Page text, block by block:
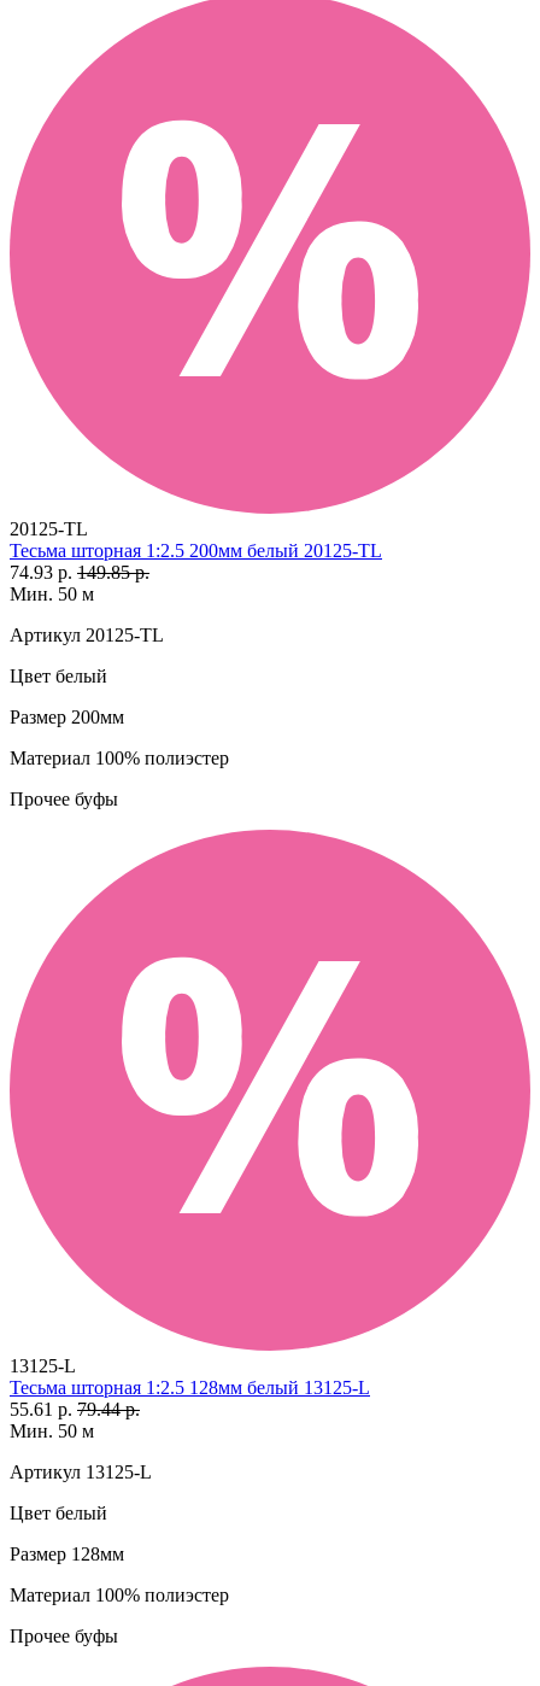
20125-TL
Тесьма шторная 1:2.5 200мм белый 20125-TL
74.93 р. 149.85 р.
Мин. 50 м
Артикул 20125-TL
Цвет белый
Размер 200мм
Материал 100% полиэстер
Прочее буфы
13125-L
Тесьма шторная 1:2.5 128мм белый 13125-L
55.61 р. 79.44 р.
Мин. 50 м
Артикул 13125-L
Цвет белый
Размер 128мм
Материал 100% полиэстер
Прочее буфы